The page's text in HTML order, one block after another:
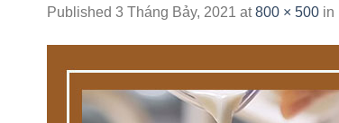
Published 3 Tháng Bảy, 2021 at800 × 500 in